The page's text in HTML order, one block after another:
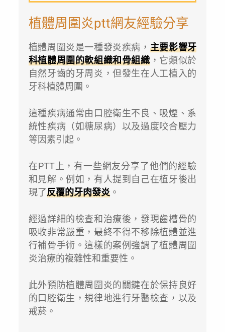
植體周圍炎ptt網友經驗分享
植體周圍炎是一種發炎疾病， 主要影響牙
科植體周圍的軟組織和骨組織，它類似於
自然牙齒的牙周炎，但發生在人工植入的
牙科植體周圍。
這種疾病通常由口腔衛生不良、吸煙、系
統性疾病（如糖尿病）以及過度咬合壓力
等因素引起。
在PTT上，有一些網友分享了他們的經驗
和見解。例如，有人提到自己在植牙後出
現了反覆的牙肉發炎。
經過詳細的檢查和治療後，發現齒槽骨的
吸收非常嚴重，最終不得不移除植體並進
行補骨手術。這樣的案例強調了植體周圍
炎治療的複雜性和重要性。
此外預防植體周圍炎的關鍵在於保持良好
的口腔衛生，規律地進行牙醫檢查，以及
戒菸。